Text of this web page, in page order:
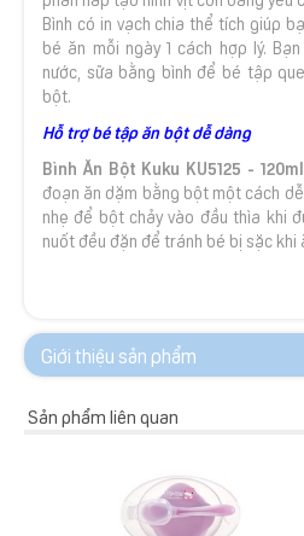
Bình có in vạch chia thể tích giúp
bé ăn mỗi ngày 1 cách hợp lý.
nước, sữa bằng bình để bé tập
bột.
Hỗ trợ bé tập ăn bột dễ dàng
Bình Ăn Bột Kuku KU5125 - 120ml
đoạn ăn dặm bằng bột một cách
nhẹ để bột chảy vào đầu thìa khi
nuốt đều đặn để tránh bé bị sặc khi
Giới thiệu sản phẩm
Sản phẩm liên quan